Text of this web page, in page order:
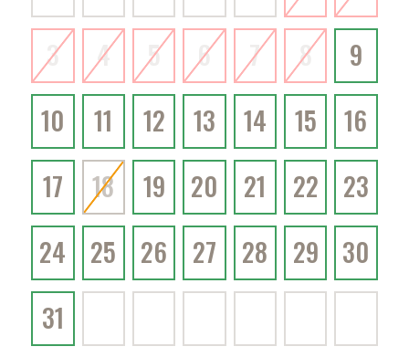
3
4 5 6 7 8
9
10
11 12 13 14 15
16
17
18 19 20 21 22
23
24
25 26 27 28 29
30
31